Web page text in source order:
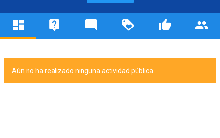
Aún no ha realizado ninguna actividad pública.